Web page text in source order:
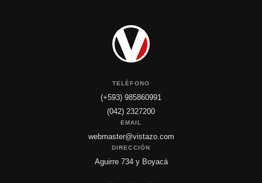
TELÉFONO
(+593) 985860991
(042) 2327200
EMAIL
webmaster@vistazo.com
DIRECCIÓN
Aguirre 734 y Boyacá